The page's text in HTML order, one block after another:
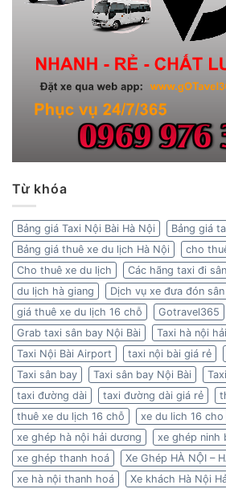
Từ khóa
Bảng giá Taxi Nội Bài Hà Nội
Bảng giá
Bảng giá thuê xe du lịch Hà Nội
cho
Cho thuê xe du lịch
Các hãng taxi đi
du lịch hà giang
Dịch vụ xe đưa đón
giá thuê xe du lịch 16 chỗ
Gotravel365
Grab taxi sân bay Nội Bài
Taxi hà nội
Taxi Nội Bài Airport
taxi nội bài giá rẻ
Taxi sân bay
Taxi sân bay Nội Bài
taxi đường dài
taxi đường dài giá rẻ
thuê xe du lịch 16 chỗ
xe du lich 16 cho
xe ghép hà nội hải dương
xe ghép ninh
xe ghép thanh hoá
Xe Ghép HÀ NỘI –
xe hà nội thanh hoá
Xe khách Hà Nội